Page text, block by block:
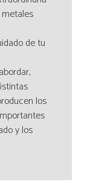
de tu
los
y los